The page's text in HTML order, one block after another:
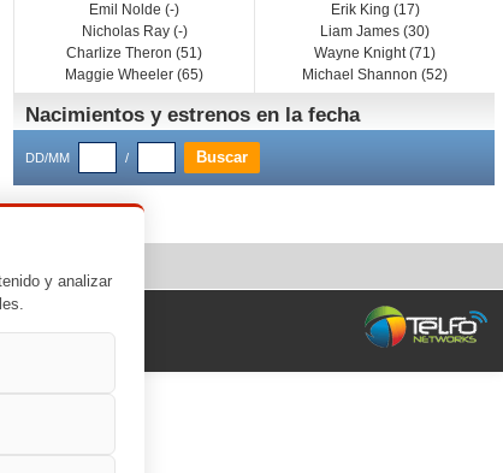
Emil Nolde (-)
Nicholas Ray (-)
Charlize Theron (51)
Maggie Wheeler (65)
Erik King (17)
Liam James (30)
Wayne Knight (71)
Michael Shannon (52)
Nacimientos y estrenos en la fecha
DD/MM /
y analizar